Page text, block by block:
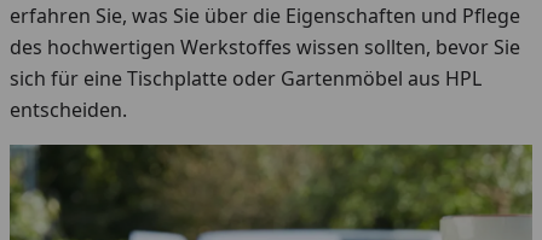
erfahren Sie, was Sie über die Eigenschaften und Pflege
des hochwertigen Werkstoffes wissen sollten, bevor Sie
sich für eine Tischplatte oder Gartenmöbel aus HPL
entscheiden.